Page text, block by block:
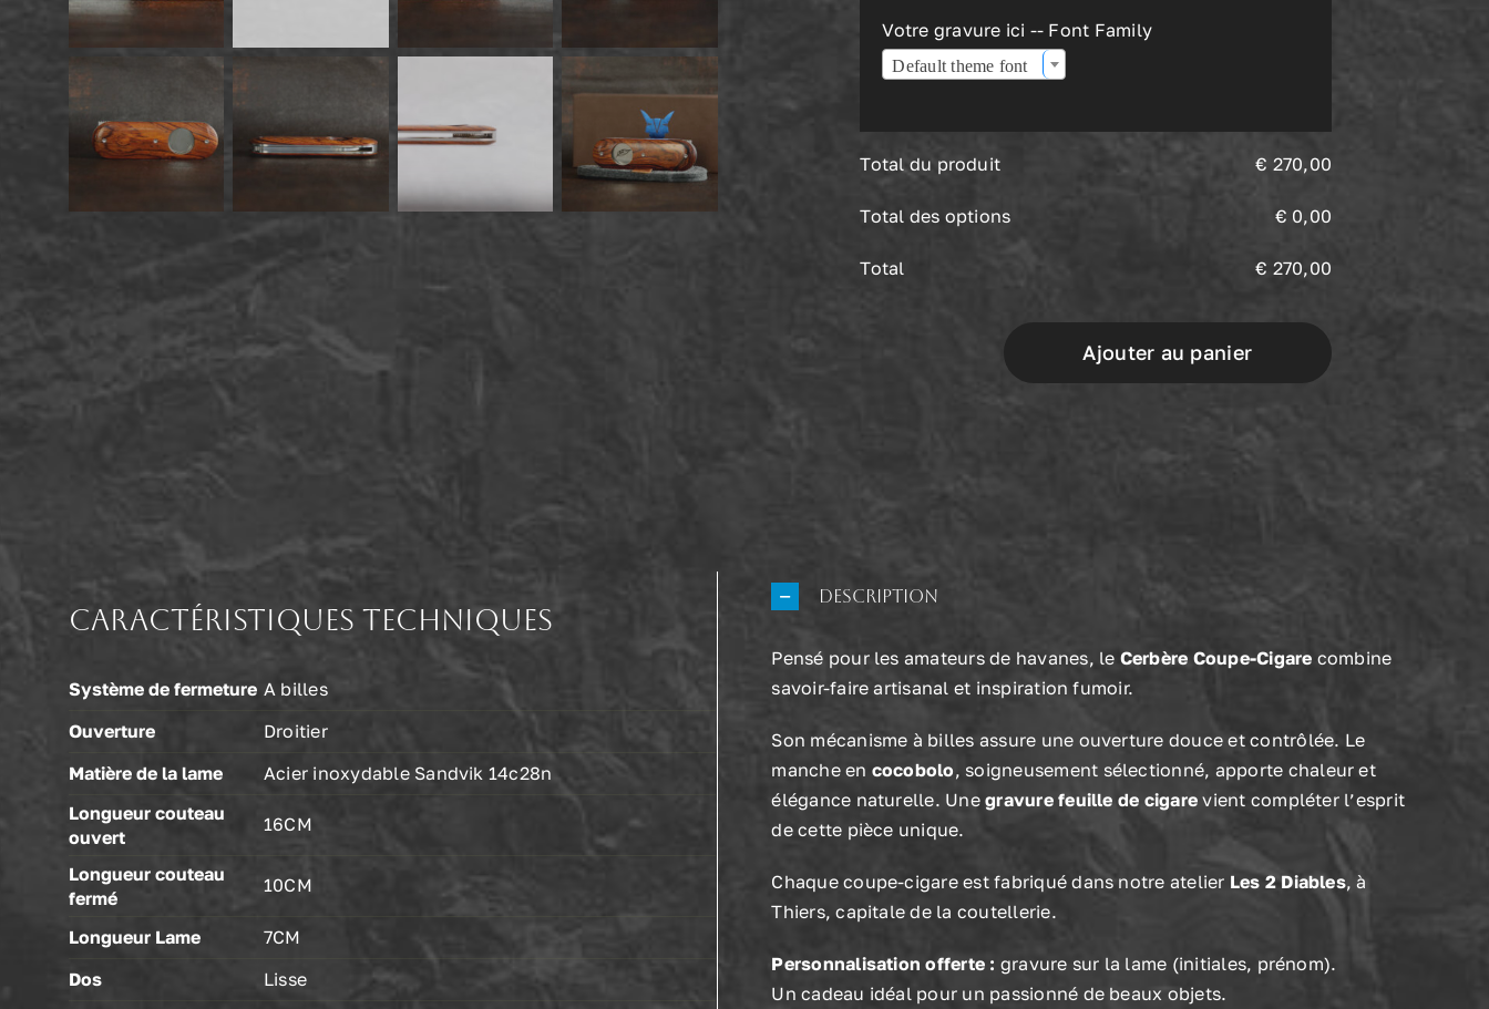
Votre gravure ici -- Font Family
Default theme font
Total du produit 270,00
€
Total des options 0,00
€
Total 270,00
€
Ajouter au panier
Caractéristiques techniques
Système de fermeture A billes
Ouverture
Droitier
Matière de la lame
Acier inoxydable Sandvik 14c28n
Longueur couteau
ouvert
16CM
Longueur couteau
fermé
10CM
Longueur Lame
7CM
Dos
Lisse
Description
Pensé pour les amateurs de havanes, le Cerbère Coupe-Cigare combine
savoir-faire artisanal et inspiration fumoir.
Son mécanisme à billes assure une ouverture douce et contrôlée. Le
manche en cocobolo, soigneusement sélectionné, apporte chaleur et
élégance naturelle. Unegravure feuille de cigare vient compléter l’esprit
de cette pièce unique.
Chaque coupe-cigare est fabriqué dans notre atelier Les 2 Diables, à
Thiers, capitale de la coutellerie.
Personnalisation offerte : gravure sur la lame (initiales, prénom).
Un cadeau idéal pour un passionné de beaux objets.